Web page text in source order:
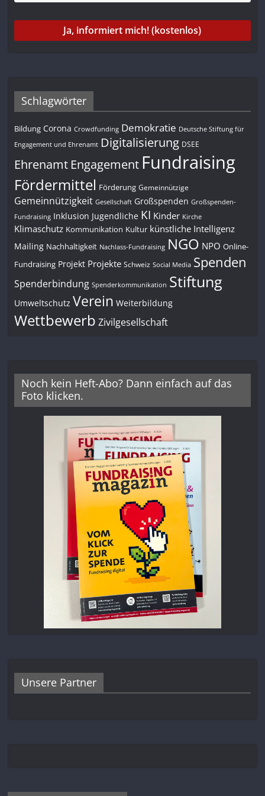
Schlagwörter
Bildung Corona Crowdfunding Demokratie Deutsche Stiftung für
Engagement und Ehrenamt Digitalisierung DSEE
Ehrenamt Engagement Fundraising
Fördermittel Förderung Gemeinnützige
Gemeinnützigkeit Gesellschaft Großspenden Großspenden-
Fundraising Inklusion Jugendliche KI Kinder Kirche
Klimaschutz Kommunikation Kultur künstliche Intelligenz
Mailing Nachhaltigkeit Nachlass-Fundraising NGO NPO Online-
Fundraising Projekt Projekte Schweiz Social Media Spenden
Spenderbindung Spenderkommunikation Stiftung
Umweltschutz Verein Weiterbildung
Wettbewerb Zivilgesellschaft
Noch kein Heft-Abo? Dann einfach auf das
Foto klicken.
Unsere Partner